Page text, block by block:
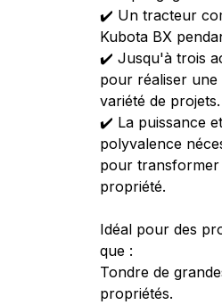
✔️ Un tracteur
Kubota BX
✔️ Jusqu'à trois
pour réaliser une
variété de projets.
✔️ La puissance
polyvalence
pour
propriété.
Idéal pour des
que :
Tondre de
propriétés.